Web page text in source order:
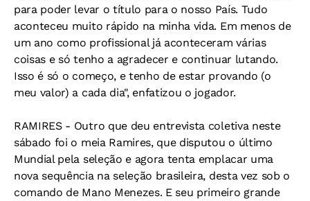
para poder levar o título para o nosso País. Tudo
aconteceu muito rápido na minha vida. Em menos de
um ano como profissional já aconteceram várias
coisas e só tenho a agradecer e continuar lutando.
Isso é só o começo, e tenho de estar provando (o
meu valor) a cada dia", enfatizou o jogador.
RAMIRES - Outro que deu entrevista coletiva neste
sábado foi o meia Ramires, que disputou o último
Mundial pela seleção e agora tenta emplacar uma
nova sequência na seleção brasileira, desta vez sob o
comando de Mano Menezes. E seu primeiro grande